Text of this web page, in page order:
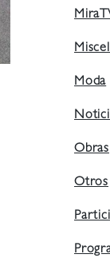
Moda
Obras
Otros